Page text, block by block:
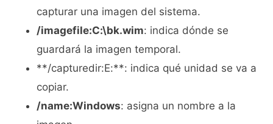
capturar una imagen del sistema.
/imagefile:C:\bk.wim: indica dónde se
guardará la imagen temporal.
**/capturedir:E:**: indica qué unidad se va a
copiar.
/name:Windows: asigna un nombre a la